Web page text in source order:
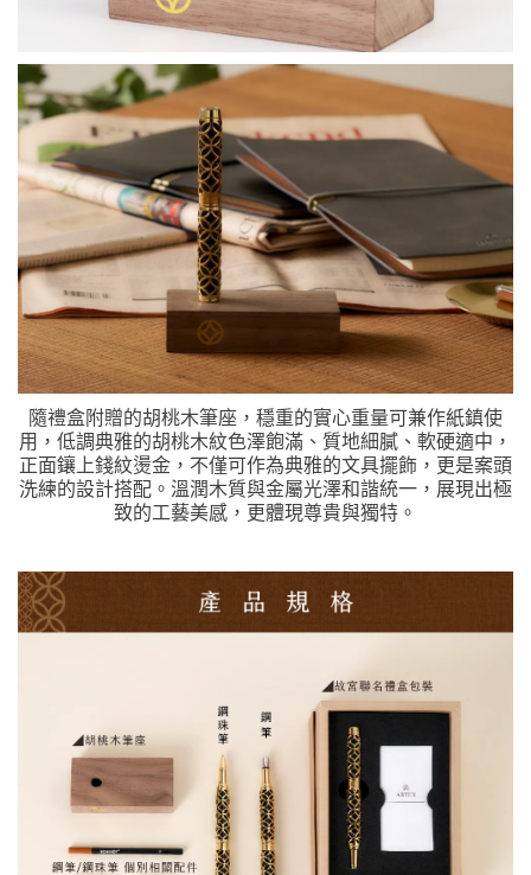
隨禮盒附贈的胡桃木筆座，穩重的實心重量可兼作紙鎮使
用，低調典雅的胡桃木紋色澤飽滿、質地細膩、軟硬適中，
正面鑲上錢紋燙金，不僅可作為典雅的文具擺飾，更是案頭
洗練的設計搭配。溫潤木質與金屬光澤和諧統一，展現出極
致的工藝美感，更體現尊貴與獨特。